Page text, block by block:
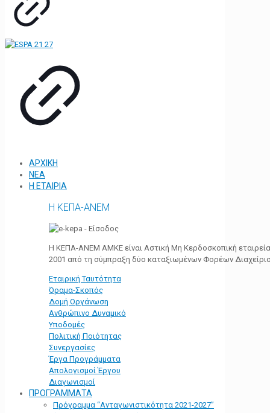
ΑΡΧΙΚΗ
ΝΕΑ
Η ΕΤΑΙΡΙΑ
Η ΚΕΠΑ-ΑΝΕΜ
Η ΚΕΠΑ-ΑΝΕΜ ΑΜΚΕ είναι Αστική Μη Κερδοσκοπική
2001 από τη σύμπραξη δύο καταξιωμένων Φορέων
Εταιρική Ταυτότητα
Όραμα-Σκοπός
Δομή Οργάνωση
Ανθρώπινο Δυναμικό
Υποδομές
Πολιτική Ποιότητας
Συνεργασίες
Έργα Προγράμματα
Απολογισμοί Έργου
Διαγωνισμοί
ΠΡΟΓΡΑΜΜΑΤΑ
Πρόγραμμα “Ανταγωνιστικότητα 2021-2027”